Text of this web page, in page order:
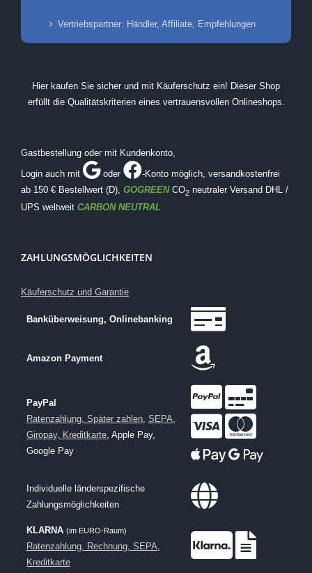
Vertriebspartner: Händler, Affiliate, Empfehlungen
Hier kaufen Sie sicher und mit Käuferschutz ein! Dieser Shop
erfüllt die Qualitätskriterien eines vertrauensvollen Onlineshops.
Gastbestellung oder mit Kundenkonto,
Login auch mit
oder -Konto möglich , versandkostenfrei
ab 150 € Bestellwert (D), GOGREENCO2 neutraler Versand DHL /
UPS weltweit CARBON NEUTRAL
ZAHLUNGSMÖGLICHKEITEN
Käuferschutz und Garantie
Banküberweisung, Onlinebanking
Amazon Payment
PayPal
Ratenzahlung, Später zahlen, SEPA,
Giropay, Kreditkarte, Apple Pay,
Google Pay
Individuelle länderspezifische
Zahlungsmöglichkeiten
KLARNA (im EURO-Raum)
Ratenzahlung, Rechnung, SEPA,
Kreditkarte